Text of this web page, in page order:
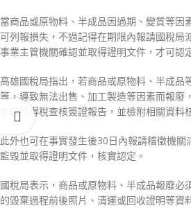
當商品或原物料、半成品因過期、變質等因
可列報損失，不過記得在期限內報請國稅局
事業主管機關確認並取得證明文件，才可認
高雄國稅局指出，若商品或原物料、半成品
等，導致無法出售、加工製造等因素而報廢
年度所得稅查核簽證報告，並檢附相關資料
此外也可在事實發生後30日內報請稽徵機關
監毀並取得證明文件，核實認定。
國稅局表示，商品或原物料、半成品報廢必
的毀棄過程前後照片、清運或回收證明等資